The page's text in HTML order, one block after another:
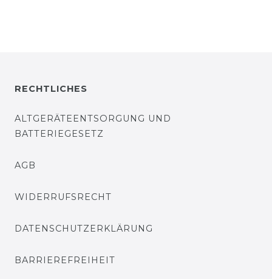
RECHTLICHES
ALTGERÄTEENTSORGUNG UND
BATTERIEGESETZ
AGB
WIDERRUFSRECHT
DATENSCHUTZERKLÄRUNG
BARRIEREFREIHEIT